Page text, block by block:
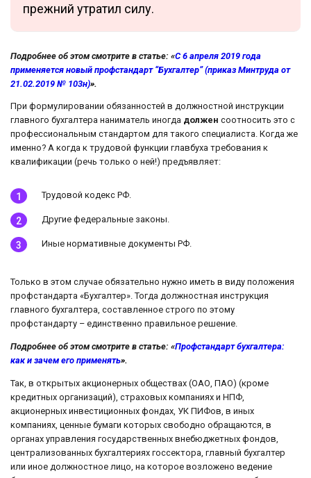
прежний утратил силу.
Подробнее об этом смотрите в статье: «С 6 апреля 2019 года
применяется новый профстандарт “Бухгалтер” (приказ Минтруда от
21.02.2019 № 103н)».
При формулировании обязанностей в должностной инструкции
главного бухгалтера наниматель иногда должен соотносить это с
профессиональным стандартом для такого специалиста. Когда же
именно? А когда к трудовой функции главбуха требования к
квалификации (речь только о ней!) предъявляет:
Трудовой кодекс РФ.
Другие федеральные законы.
Иные нормативные документы РФ.
Только в этом случае обязательно нужно иметь в виду положения
профстандарта «Бухгалтер». Тогда должностная инструкция
главного бухгалтера, составленное строго по этому
профстандарту – единственно правильное решение.
Подробнее об этом смотрите в статье: «Профстандарт бухгалтера:
как и зачем его применять».
Так, в открытых акционерных обществах (ОАО, ПАО) (кроме
кредитных организаций), страховых компаниях и НПФ,
акционерных инвестиционных фондах, УК ПИФов, в иных
компаниях, ценные бумаги которых свободно обращаются, в
органах управления государственных внебюджетных фондов,
централизованных бухгалтериях госсектора, главный бухгалтер
или иное должностное лицо, на которое возложено ведение